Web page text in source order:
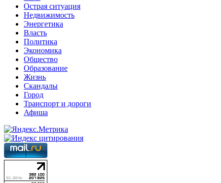
Острая ситуация
Недвижимость
Энергетика
Власть
Политика
Экономика
Общество
Образование
Жизнь
Скандалы
Город
Транспорт и дороги
Афиша